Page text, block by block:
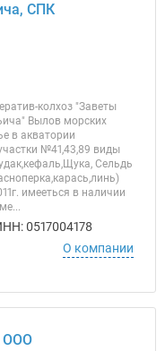
СПК
колхоз "Заветы
Вылов морских
в акватории
№41,43,89 виды
Сельдь
имееться в наличии
0517004178
О компании
ООО